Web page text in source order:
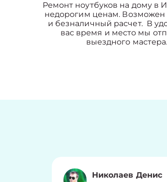
Ремонт ноутбуков на дому в
недорогим ценам.
и безналичный расчет. В
вас время и место мы
выездного мастера.
Николаев Денис